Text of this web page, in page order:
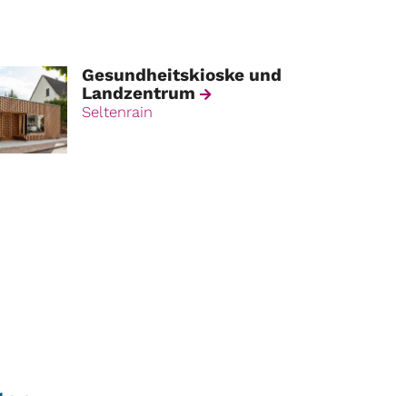
Gesundheitskioske und
Landzentrum
Seltenrain